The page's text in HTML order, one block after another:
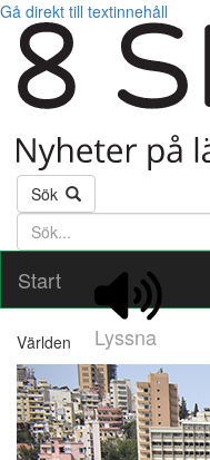
Gå direkt till textinnehåll
Sök
Söktext
Start
Lyssna
Världen